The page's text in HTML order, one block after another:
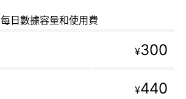
每日數據容量和使用費
¥300
¥440